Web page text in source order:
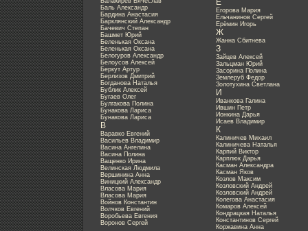
Баль Александр
Бардина Анастасия
Барклянский Александр
Бачевич Степан
Башмет Юрий
Беленькая Оксана
Беленькая Оксана
Белогуров Александр
Белоусов Алексей
Беркут Артур
Берлизов Дмитрий
Богданова Наталья
Бублик Алексей
Бугаев Олег
Булгакова Полина
Бунакова Лариса
Бунакова Лариса
В
Варавко Евгений
Васильев Владимир
Васина Ангелина
Васина Полина
Ващенко Ирина
Велинская Людмила
Вершинина Анна
Виницкий Александр
Власова Мария
Власова Мария
Войнов Константин
Волчков Евгений
Воробьева Евгения
Воронов Сергей
Е
Егорова Мария
Ельчанинов Сергей
Ерёмин Игорь
Ж
Жанна Сбитнева
З
Зайцев Алексей
Зальцман Юрий
Засорина Полина
Землеруб Федор
Золотухина Светлана
И
Иванкова Галина
Ившин Петр
Ионкина Дарья
Исаев Владимир
К
Калиничев Михаил
Калиничева Наталья
Карпий Виктор
Карплюк Дарья
Касман Александра
Касман Яков
Козлов Максим
Козловский Андрей
Козловский Андрей
Колегова Анастасия
Комаров Алексей
Кондрацкая Наталья
Константинов Сергей
Коржавина Анна